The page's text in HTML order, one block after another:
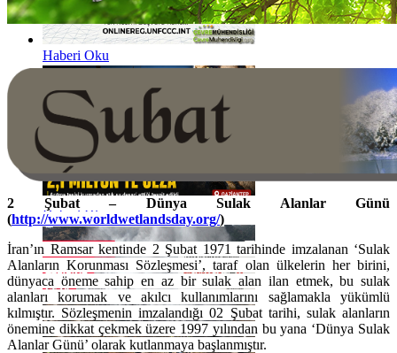
Haberi Oku
Haberi Oku
2 Şubat – Dünya Sulak Alanlar Günü
(http://www.worldwetlandsday.org/)
İran’ın Ramsar kentinde 2 Şubat 1971 tarihinde imzalanan ‘Sulak
Alanların Korunması Sözleşmesi’, taraf olan ülkelerin her birini,
dünyaca öneme sahip en az bir sulak alan ilan etmek, bu sulak
alanları korumak ve akılcı kullanımlarını sağlamakla yükümlü
kılmıştır. Sözleşmenin imzalandığı 02 Şubat tarihi, sulak alanların
önemine dikkat çekmek üzere 1997 yılından bu yana ‘Dünya Sulak
Alanlar Günü’ olarak kutlanmaya başlanmıştır.